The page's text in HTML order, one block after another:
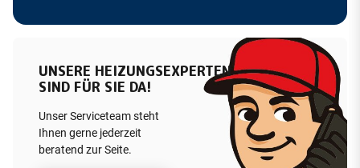
UNSERE HEIZUNGSEXPERTEN
SIND FÜR SIE DA!
Unser Serviceteam steht
Ihnen gerne jederzeit
beratend zur Seite.